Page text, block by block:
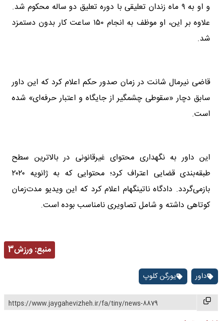
و او به ۹ ماه زندان تعلیقی با دوره تعلیق دو ساله محکوم شد.
علاوه بر این، او موظف به انجام ۱۵۰ ساعت کار بدون دستمزد
شد.
قاضی نیرمال شانت در زمان صدور حکم اعلام کرد که این داور
سابق دچار «سقوطی چشمگیر از جایگاه و اعتبار حرفه‌ای» شده
است.
این داور به نگهداری محتوای غیرقانونی در بالاترین سطح
طبقه‌بندی قضایی اعتراف کرد؛ محتوایی که به ژانویه ۲۰۲۰
بازمی‌گردد. دادگاه ناتینگهام اعلام کرد که این ویدیو مدت‌زمان
کوتاهی داشته و شامل تصاویری نامناسب بوده است.
منبع:ورزش3
داور یورگن کلوپ
https://www.jaygahevizheh.ir/fa/tiny/news-8879